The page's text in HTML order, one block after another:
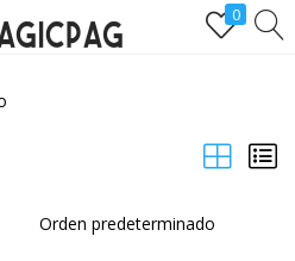
0
REGÌSTRATE